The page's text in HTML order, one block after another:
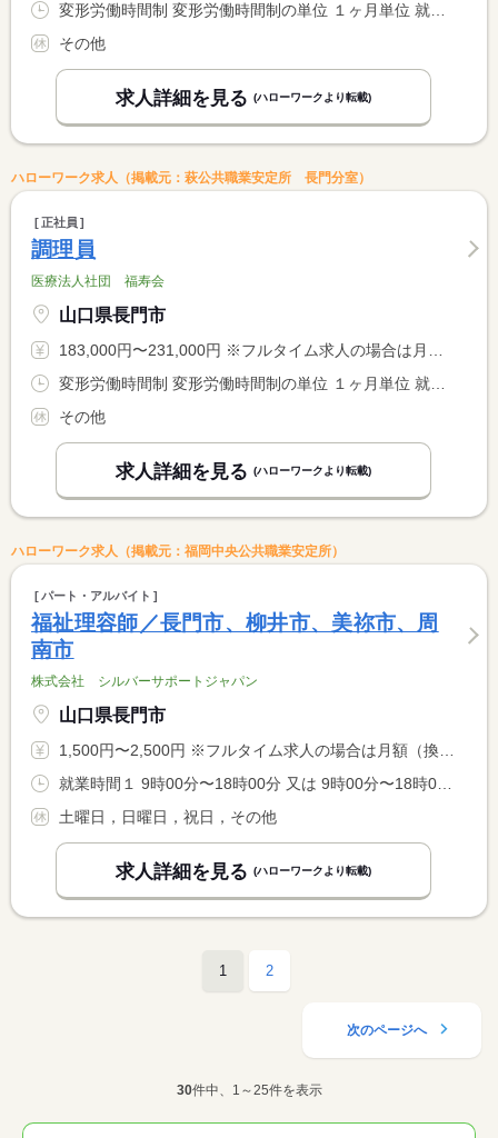
その他
求人詳細を見る (ハローワークより転載)
ハローワーク求人（掲載元：萩公共職業安定所 長門分室）
正社員
調理員
医療法人社団 福寿会
山口県長門市
183,000円〜231,000円 ※フルタイム求人の場合は月額（換算額）、パート求人の場合は時間額を表示しています。
その他
求人詳細を見る (ハローワークより転載)
ハローワーク求人（掲載元：福岡中央公共職業安定所）
パート・アルバイト
福祉理容師／長門市、柳井市、美祢市、周
南市
株式会社 シルバーサポートジャパン
山口県長門市
1,500円〜2,500円 ※フルタイム求人の場合は月額（換算額）、パート求人の場合は時間額を表示しています。
土曜日，日曜日，祝日，その他
求人詳細を見る (ハローワークより転載)
1 2
次のページへ
30件中、1～25件を表示